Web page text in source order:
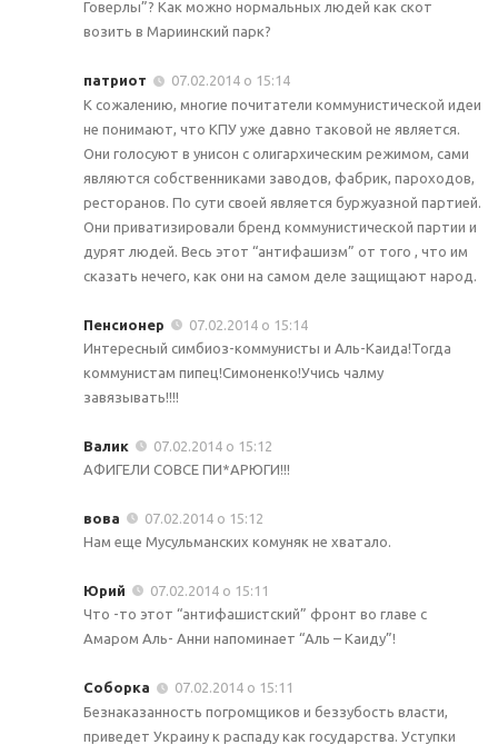
Говерлы”? Как можно нормальных людей как скот
возить в Мариинский парк?
патриот
07.02.2014 о 15:14
К сожалению, многие почитатели коммунистической идеи
не понимают, что КПУ уже давно таковой не является.
Они голосуют в унисон с олигархическим режимом, сами
являются собственниками заводов, фабрик, пароходов,
ресторанов. По сути своей является буржуазной партией.
Они приватизировали бренд коммунистической партии и
дурят людей. Весь этот “антифашизм” от того , что им
сказать нечего, как они на самом деле защищают народ.
Пенсионер
07.02.2014 о 15:14
Интересный симбиоз-коммунисты и Аль-Каида!Тогда
коммунистам пипец!Симоненко!Учись чалму
завязывать!!!!
Валик
07.02.2014 о 15:12
АФИГЕЛИ СОВСЕ ПИ*АРЮГИ!!!
вова
07.02.2014 о 15:12
Нам еще Мусульманских комуняк не хватало.
Юрий
07.02.2014 о 15:11
Что -то этот “антифашистский” фронт во главе с
Амаром Аль- Анни напоминает “Аль – Каиду”!
Соборка
07.02.2014 о 15:11
Безнаказанность погромщиков и беззубость власти,
приведет Украину к распаду как государства. Уступки